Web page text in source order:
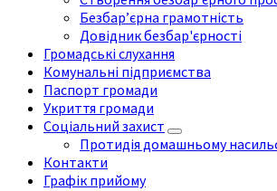
Безбар’єрна грамотність
Довідник безбар'єрності
Громадські слухання
Комунальні підприємства
Паспорт громади
Укриття громади
Соціальний захист
Протидія домашньому
Контакти
Графік прийому